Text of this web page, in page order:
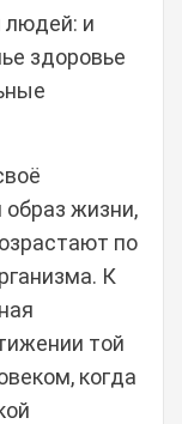
людей: и
здоровье
жизни,
по
К
той
когда